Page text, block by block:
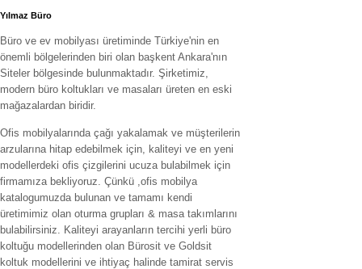
Yılmaz Büro
Büro ve ev mobilyası üretiminde Türkiye'nin en
önemli bölgelerinden biri olan başkent Ankara'nın
Siteler bölgesinde bulunmaktadır. Şirketimiz,
modern büro koltukları ve masaları üreten en eski
mağazalardan biridir.
Ofis mobilyalarında çağı yakalamak ve müşterilerin
arzularına hitap edebilmek için, kaliteyi ve en yeni
modellerdeki ofis çizgilerini ucuza bulabilmek için
firmamıza bekliyoruz. Çünkü ,ofis mobilya
katalogumuzda bulunan ve tamamı kendi
üretimimiz olan oturma grupları & masa takımlarını
bulabilirsiniz. Kaliteyi arayanların tercihi yerli büro
koltuğu modellerinden olan Bürosit ve Goldsit
koltuk modellerini ve ihtiyaç halinde tamirat servis